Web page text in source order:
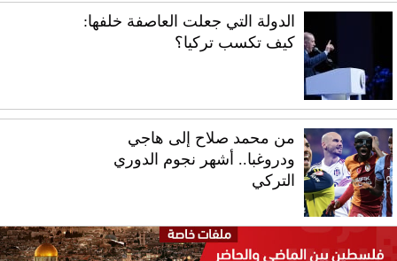
الدولة التي جعلت العاصفة خلفها:
كيف تكسب تركيا؟
من محمد صلاح إلى هاجي
ودروغبا.. أشهر نجوم الدوري
التركي